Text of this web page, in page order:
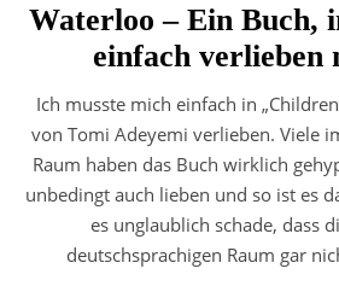
Waterloo – Ein Buch,
einfach verlieben
Ich musste mich einfach in
von Tomi Adeyemi verlieben. Viele
Raum haben das Buch wirklich
unbedingt auch lieben und so ist es
es unglaublich schade, dass
deutschsprachigen Raum gar